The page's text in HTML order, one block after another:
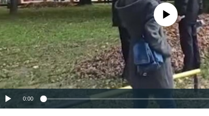
No media source currently
0:00